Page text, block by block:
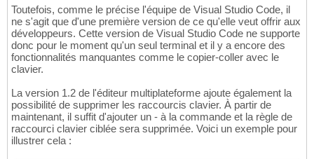
Toutefois, comme le précise l'équipe de Visual Studio Code, il
ne s'agit que d'une première version de ce qu'elle veut offrir aux
développeurs. Cette version de Visual Studio Code ne supporte
donc pour le moment qu'un seul terminal et il y a encore des
fonctionnalités manquantes comme le copier-coller avec le
clavier.
La version 1.2 de l'éditeur multiplateforme ajoute également la
possibilité de supprimer les raccourcis clavier. À partir de
maintenant, il suffit d'ajouter un - à la commande et la règle de
raccourci clavier ciblée sera supprimée. Voici un exemple pour
illustrer cela :